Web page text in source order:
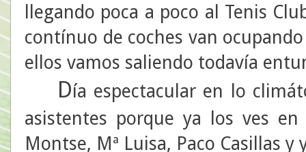
llegando poca a poco al Tenis
contínuo de coches van
ellos vamos saliendo todavía
Día espectacular en lo
asistentes porque ya los ves
Montse, Mª Luisa, Paco Casillas